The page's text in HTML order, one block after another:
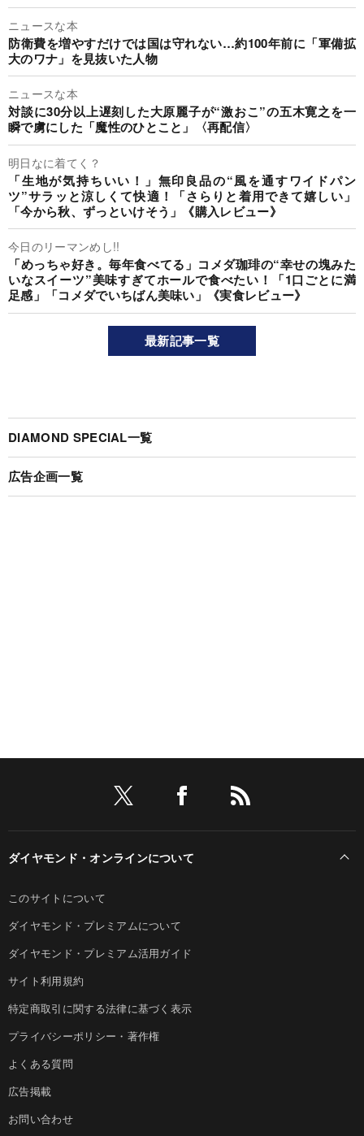
ニュースな本
防衛費を増やすだけでは国は守れない…約100年前に「軍備拡
大のワナ」を見抜いた人物
ニュースな本
対談に30分以上遅刻した大原麗子が“激おこ”の五木寛之を一
瞬で虜にした「魔性のひとこと」〈再配信〉
明日なに着てく？
「生地が気持ちいい！」無印良品の“風を通すワイドパン
ツ”サラッと涼しくて快適！「さらりと着用できて嬉しい」
「今から秋、ずっといけそう」《購入レビュー》
今日のリーマンめし!!
「めっちゃ好き。毎年食べてる」コメダ珈琲の“幸せの塊みた
いなスイーツ”美味すぎてホールで食べたい！「1口ごとに満
足感」「コメダでいちばん美味い」《実食レビュー》
最新記事一覧
DIAMOND SPECIAL一覧
広告企画一覧
ダイヤモンド・オンラインについて
このサイトについて
ダイヤモンド・プレミアムについて
ダイヤモンド・プレミアム活用ガイド
サイト利用規約
特定商取引に関する法律に基づく表示
プライバシーポリシー・著作権
よくある質問
広告掲載
お問い合わせ